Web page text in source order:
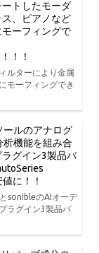
トしたモーダ
、ピアノなど
ーフィングで
！！
ルターにより金属
モーフィングでき
ールのアナログ
機能を組み合
グイン3製品バ
に！！
sonibleのAIオーデ
ラグイン3製品バ